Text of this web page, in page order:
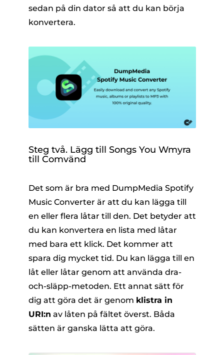
sedan på din dator så att du kan börja
konvertera.
Steg två. Lägg till Songs You Wmyra
till Comvänd
Det som är bra med DumpMedia Spotify
Music Converter är att du kan lägga till
en eller flera låtar till den. Det betyder att
du kan konvertera en lista med låtar
med bara ett klick. Det kommer att
spara dig mycket tid. Du kan lägga till en
låt eller låtar genom att använda dra-
och-släpp-metoden. Ett annat sätt för
dig att göra det är genom klistra in
URI:n av låten på fältet överst. Båda
sätten är ganska lätta att göra.